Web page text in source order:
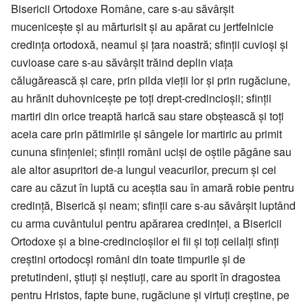
Bisericii Ortodoxe Române, care s-au săvârșit
mucenicește și au mărturisit și au apărat cu jertfelnicie
credința ortodoxă, neamul și țara noastră; sfinții cuvioși și
cuvioase care s-au săvârșit trăind deplin viața
călugărească și care, prin pilda vieții lor și prin rugăciune,
au hrănit duhovnicește pe toți drept-credincioșii; sfinții
martiri din orice treaptă harică sau stare obștească și toți
aceia care prin pătimirile și sângele lor martiric au primit
cununa sfințeniei; sfinții români uciși de oștile păgâne sau
ale altor asupritori de-a lungul veacurilor, precum și cei
care au căzut în luptă cu aceștia sau în amară robie pentru
credință, Biserică și neam; sfinții care s-au săvârșit luptând
cu arma cuvântului pentru apărarea credinței, a Bisericii
Ortodoxe și a bine-credincioșilor ei fii și toți ceilalți sfinți
creștini ortodocși români din toate timpurile și de
pretutindeni, știuți și neștiuți, care au sporit în dragostea
pentru Hristos, fapte bune, rugăciune și virtuți creștine, pe